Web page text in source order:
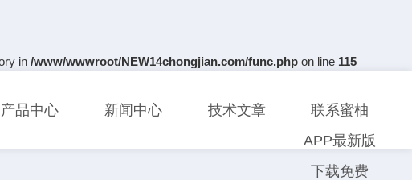
in /www/wwwroot/NEW14chongjian.com/func.php on line 115
产品中心 新闻中心 技术文章
联系蜜柚
APP最新版
下载免费